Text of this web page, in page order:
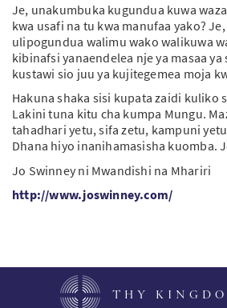
Je, unakumbuka kugundua kuwa
kwa usafi na tu kwa manufaa yako?
ulipogundua walimu wako walikuwa
kibinafsi yanaendelea nje ya masaa ya
kustawi sio juu ya kujitegemea moja
Hakuna shaka sisi kupata zaidi kuliko
Lakini tuna kitu cha kumpa Mungu.
tahadhari yetu, sifa zetu, kampuni
Dhana hiyo inanihamasisha kuomba.
Jo Swinney ni Mwandishi na Mhariri
http://www.joswinney.com/
THY